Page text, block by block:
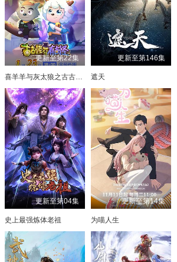
更新至第22集
喜羊羊与灰太狼之古古怪界有古怪
更新至第146集
遮天
更新至第04集
史上最强炼体老祖
更新至第14集
为喵人生